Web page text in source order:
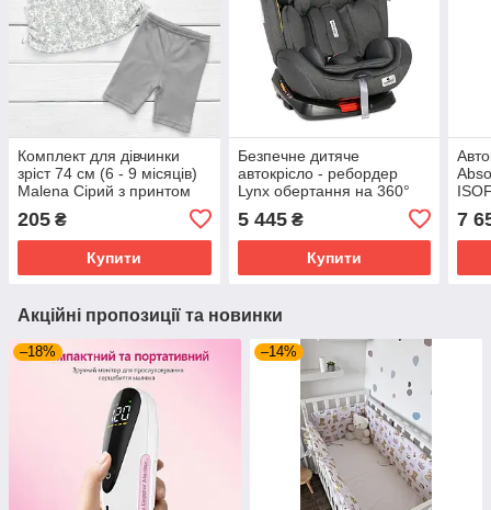
Комплект для дівчинки
зріст 74 см (6 - 9 місяців)
Malena Сірий з принтом
205 ₴
Купити
Безпечне дитяче
автокрісло - ребордер
Lynx обертання на 360°
Graphite Lorelli Графітовий
5 445₴
Купити
7
Акційні пропозиції та новинки
–18% –14%